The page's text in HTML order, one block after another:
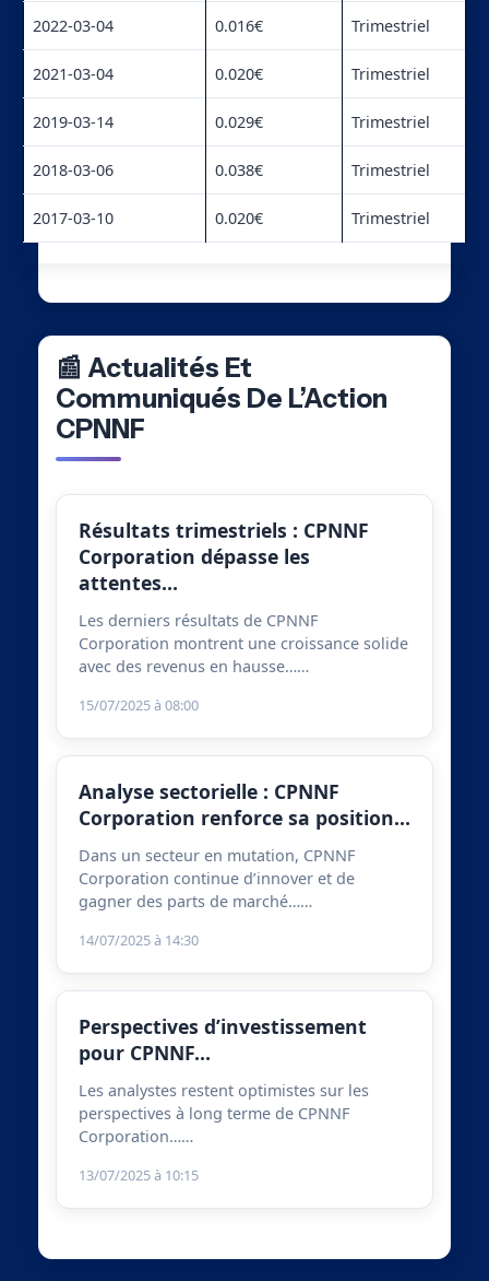
2022-03-04 0.016€ Trimestriel
2021-03-04 0.020€ Trimestriel
2019-03-14 0.029€ Trimestriel
2018-03-06 0.038€ Trimestriel
2017-03-10 0.020€ Trimestriel
📰 Actualités Et
Communiqués De L’Action
CPNNF
Résultats trimestriels : CPNNF
Corporation dépasse les
attentes…
Les derniers résultats de CPNNF
Corporation montrent une croissance solide
avec des revenus en hausse……
15/07/2025 à 08:00
Analyse sectorielle : CPNNF
Corporation renforce sa position…
Dans un secteur en mutation, CPNNF
Corporation continue d’innover et de
gagner des parts de marché……
14/07/2025 à 14:30
Perspectives d’investissement
pour CPNNF…
Les analystes restent optimistes sur les
perspectives à long terme de CPNNF
Corporation……
13/07/2025 à 10:15